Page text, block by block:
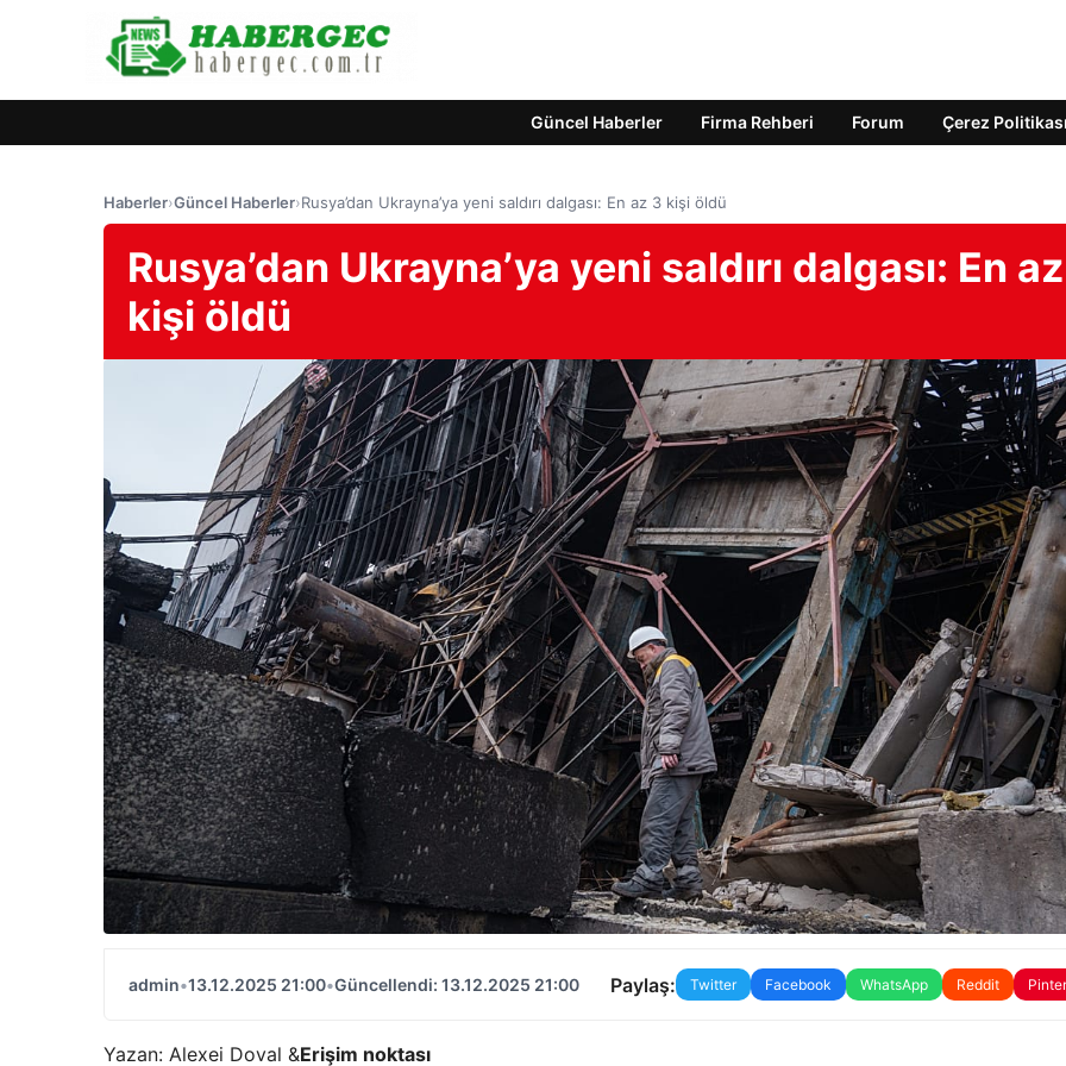
Güncel Haberler Firma Rehberi Forum Çerez Politikası
Haberler›Güncel Haberler›Rusya’dan Ukrayna’ya yeni saldırı dalgası: En az 3 kişi öldü
Rusya’dan Ukrayna’ya yeni saldırı dalgası: En
kişi öldü
admin•13.12.2025 21:00•Güncellendi: 13.12.2025 21:00 Paylaş: Twitter Facebook WhatsApp Reddit
Yazan: Alexei Doval &Erişim noktası